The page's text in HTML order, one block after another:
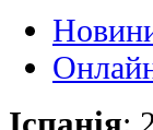
: